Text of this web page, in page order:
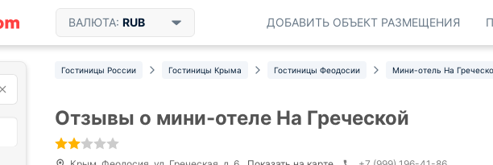
ВАЛЮТА: RUB ДОБАВИТЬ ОБЪЕКТ РАЗМЕЩЕНИЯ
Гостиницы России Гостиницы Крыма Гостиницы Феодосии Мини-отель На
Отзывы о мини-отеле На Греческой